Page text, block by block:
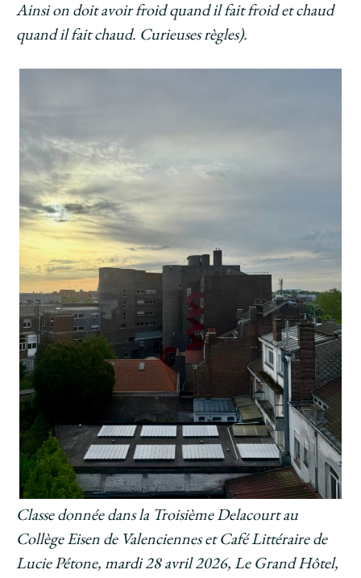
Ainsi on doit avoir froid quand il fait froid et chaud
quand il fait chaud. Curieuses règles).
Classe donnée dans la Troisième Delacourt au
Collège Eisen de Valenciennes et Café Littéraire de
Lucie Pétone, mardi 28 avril 2026, Le Grand Hôtel,